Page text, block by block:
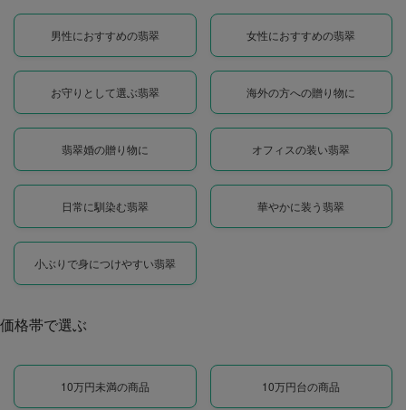
男性におすすめの翡翠 女性におすすめの翡翠
お守りとして選ぶ翡翠 海外の方への贈り物に
翡翠婚の贈り物に オフィスの装い翡翠
日常に馴染む翡翠 華やかに装う翡翠
小ぶりで身につけやすい翡翠
価格帯で選ぶ
10万円未満の商品 10万円台の商品